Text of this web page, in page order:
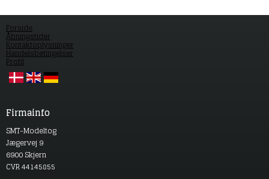
Forside
Åbningstider
Kontaktoplysninger
Handelsbetingelser
Profil
Firmainfo
SMT-Modeltog
Jægervej 9
6900 Skjern
CVR 44145855